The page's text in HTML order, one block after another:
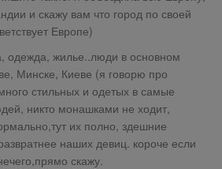
и скажу вам что город по своей
Европе)
одежда, жилье..люди в основном
Минске, Киеве (я говорю про
стильных и одетых в самые
никто монашками не ходит,
их полно, здешние
наших девиц. короче если
скажу.